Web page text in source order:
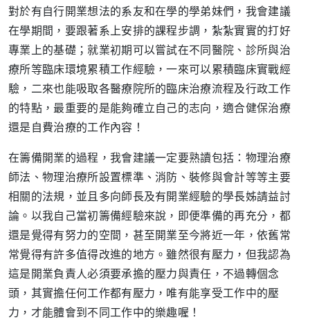
對於有自行開業想法的系友和在學的學弟妹們，我會建議
在學期間，要跟著系上安排的課程步調，紮紮實實的打好
專業上的基礎；就業初期可以嘗試在不同醫院、診所與治
療所等臨床環境累積工作經驗，一來可以累積臨床實戰經
驗，二來也能吸取各醫療院所的臨床治療流程及行政工作
的特點，最重要的是能夠確立自己的志向，適合健保治療
還是自費治療的工作內容！
在籌備開業的過程，我會建議一定要熟讀包括：物理治療
師法、物理治療所設置標準、消防、裝修與會計等等主要
相關的法規，並且多向師長及有開業經驗的學長姊請益討
論。以我自己當初籌備經驗來說，即便準備的再充分，都
還是覺得有努力的空間，甚至開業至今將近一年，依舊常
常覺得有許多值得改進的地方。雖然很有壓力，但我認為
這是開業負責人必須要承擔的壓力與責任，不過轉個念
頭，其實擔任何工作都有壓力，唯有能享受工作中的壓
力，才能體會到不同工作中的樂趣喔！